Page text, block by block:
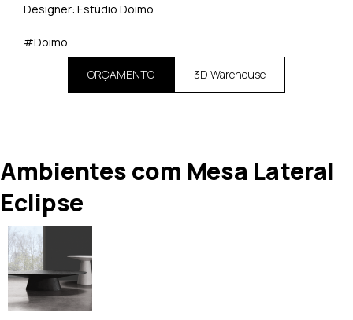
Designer: Estúdio Doimo
#Doimo
ORÇAMENTO 3D Warehouse
Ambientes com Mesa Lateral
Eclipse